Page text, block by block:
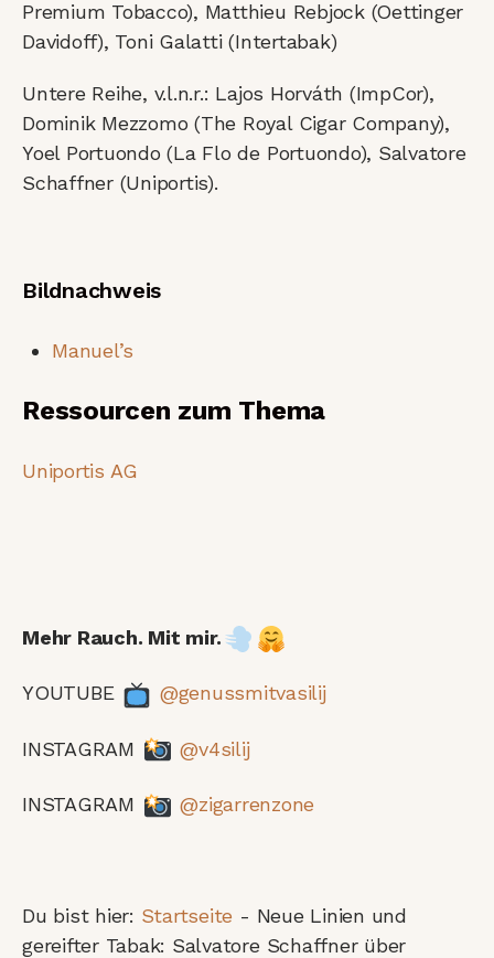
Premium Tobacco), Matthieu Rebjock (Oettinger
Davidoff), Toni Galatti (Intertabak)
Untere Reihe, v.l.n.r.: Lajos Horváth (ImpCor),
Dominik Mezzomo (The Royal Cigar Company),
Yoel Portuondo (La Flo de Portuondo), Salvatore
Schaffner (Uniportis).
Bildnachweis
Manuel’s
Ressourcen zum Thema
Uniportis AG
Mehr Rauch. Mit mir.
YOUTUBE @genussmitvasilij
INSTAGRAM @v4silij
INSTAGRAM @zigarrenzone
Du bist hier: Startseite - Neue Linien und
gereifter Tabak: Salvatore Schaffner über